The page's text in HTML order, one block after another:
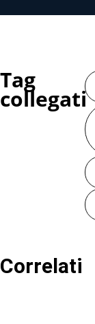
Tag
collegati
Correlati